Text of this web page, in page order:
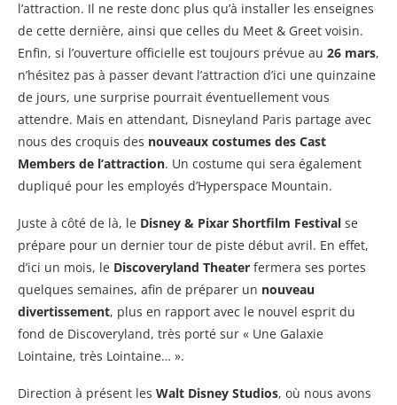
l’attraction. Il ne reste donc plus qu’à installer les enseignes
de cette dernière, ainsi que celles du Meet & Greet voisin.
Enfin, si l’ouverture officielle est toujours prévue au 26 mars,
n’hésitez pas à passer devant l’attraction d’ici une quinzaine
de jours, une surprise pourrait éventuellement vous
attendre. Mais en attendant, Disneyland Paris partage avec
nous des croquis des nouveaux costumes des Cast
Members de l’attraction. Un costume qui sera également
dupliqué pour les employés d’Hyperspace Mountain.
Juste à côté de là, le Disney & Pixar Shortfilm Festival se
prépare pour un dernier tour de piste début avril. En effet,
d’ici un mois, le Discoveryland Theater fermera ses portes
quelques semaines, afin de préparer un nouveau
divertissement, plus en rapport avec le nouvel esprit du
fond de Discoveryland, très porté sur « Une Galaxie
Lointaine, très Lointaine… ».
Direction à présent les Walt Disney Studios, où nous avons